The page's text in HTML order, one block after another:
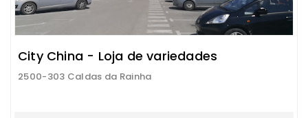
City China - Loja de variedades
2500-303 Caldas da Rainha